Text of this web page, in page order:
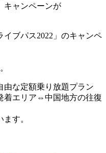
キャンペーンが
ブパス2022」のキャンペ
由な定額乗り放題プラン
着エリア⇔中国地方の往復
す。